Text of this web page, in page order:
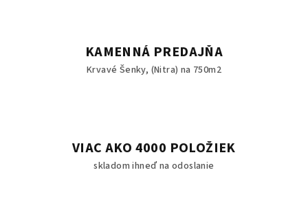
KAMENNÁ PREDAJŇA
Krvavé Šenky, (Nitra) na 750m2
VIAC AKO 4000 POLOŽIEK
skladom ihneď na odoslanie